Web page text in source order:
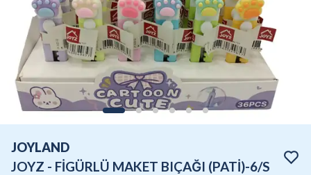
JOYLAND
JOYZ - FİGÜRLÜ MAKET BIÇAĞI (PATİ)-6/S